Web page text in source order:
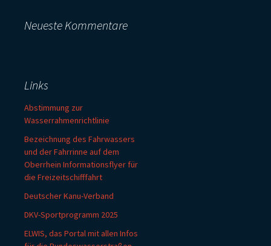
Neueste Kommentare
Links
Abstimmung zur
Wasserrahmenrichtlinie
Bezeichnung des Fahrwassers
und der Fahrrinne auf dem
Oberrhein Informationsflyer für
die Freizeitschifffahrt
Deutscher Kanu-Verband
DKV-Sportprogramm 2025
ELWIS, das Portal mit allen Infos